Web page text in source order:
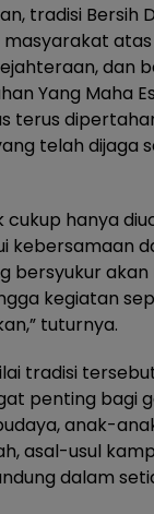
tradisi Bersih
masyarakat
dan
Yang Maha
terus
telah dijaga
cukup hanya
kebersamaan
bersyukur
kegiatan
tuturnya.
tradisi
penting bagi
anak-
asal-usul
dalam